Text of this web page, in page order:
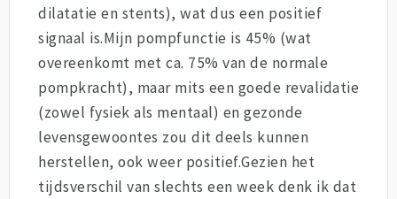
dilatatie en stents), wat dus een positief
signaal is.Mijn pompfunctie is 45% (wat
overeenkomt met ca. 75% van de normale
pompkracht), maar mits een goede revalidatie
(zowel fysiek als mentaal) en gezonde
levensgewoontes zou dit deels kunnen
herstellen, ook weer positief.Gezien het
tijdsverschil van slechts een week denk ik dat